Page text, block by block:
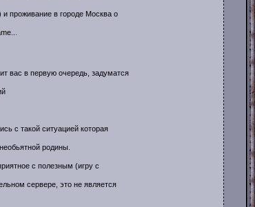
и проживание в городе Москва о
вас в первую очередь, задуматся
с такой ситуацией которая
родины.
с полезным (игру с
сервере, это не является